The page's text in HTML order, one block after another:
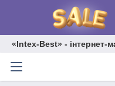
«Intex-Best» - інтернет-